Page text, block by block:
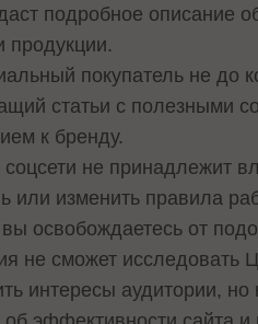
подробное описание
продукции.
покупатель не до
статьи с полезными
к бренду.
соцсети не принадлежит
или изменить правила
освобождаетесь от
не сможет исследовать
интересы аудитории,